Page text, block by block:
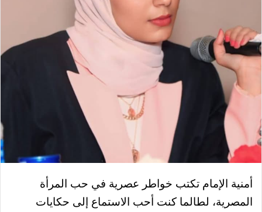
أمنية الإمام تكتب خواطر عصرية في حب المرأة
المصرية، لطالما كنت أحب الاستماع إلى حكايات